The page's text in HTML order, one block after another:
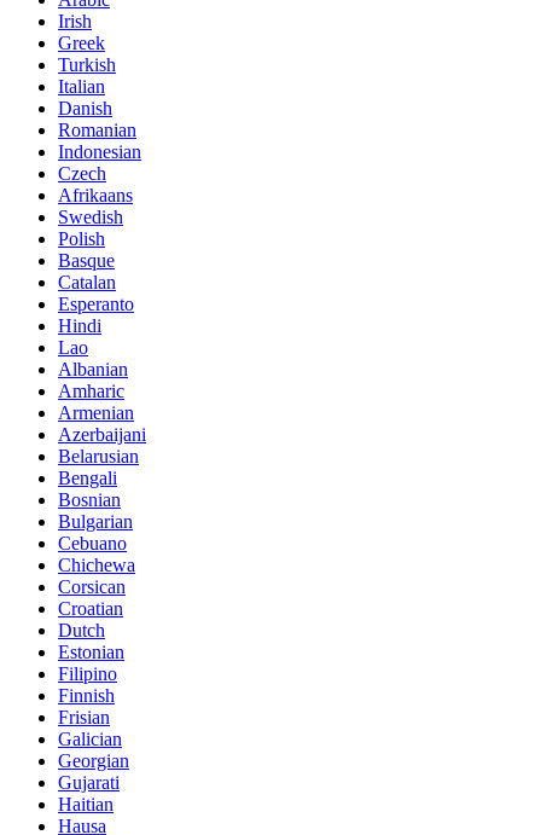
Irish
Greek
Turkish
Italian
Danish
Romanian
Indonesian
Czech
Afrikaans
Swedish
Polish
Basque
Catalan
Esperanto
Hindi
Lao
Albanian
Amharic
Armenian
Azerbaijani
Belarusian
Bengali
Bosnian
Bulgarian
Cebuano
Chichewa
Corsican
Croatian
Dutch
Estonian
Filipino
Finnish
Frisian
Galician
Georgian
Gujarati
Haitian
Hausa